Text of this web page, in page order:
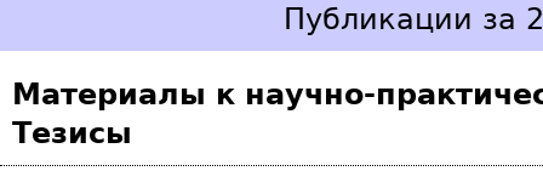
Публикации за
Материалы к научно-
Тезисы